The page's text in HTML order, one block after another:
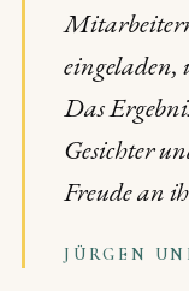
eingeladen,
Das
Gesichter
Freude an
JÜRGEN